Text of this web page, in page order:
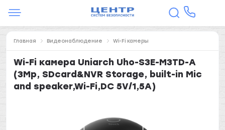
Главная Видеонаблюдение Wi-Fi камеры
Wi-Fi камера Uniarch Uho-S3E-M3TD-A
(3Mp, SDcard&NVR Storage, built-in Mic
and speaker,Wi-Fi,DC 5V/1,5A)